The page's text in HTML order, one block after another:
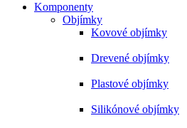
Komponenty
Objímky
Kovové objímky
Drevené objímky
Plastové objímky
Silikónové objímky